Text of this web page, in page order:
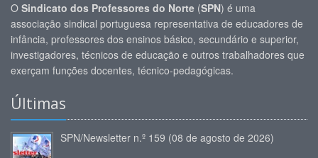
O Sindicato dos Professores do Norte (SPN) é uma
associação sindical portuguesa representativa de educadores de
infância, professores dos ensinos básico, secundário e superior,
investigadores, técnicos de educação e outros trabalhadores que
exerçam funções docentes, técnico-pedagógicas.
Últimas
SPN/Newsletter n.º 159 (08 de agosto de 2026)